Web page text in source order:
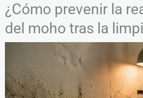
¿Cómo prevenir la
del moho tras la